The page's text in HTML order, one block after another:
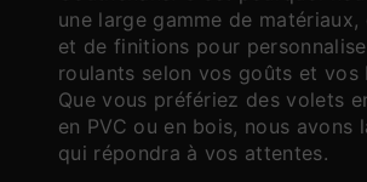
une large gamme de matériaux,
et de finitions pour
roulants selon vos goûts et vos
Que vous préfériez des volets
en PVC ou en bois, nous avons
qui répondra à vos attentes.